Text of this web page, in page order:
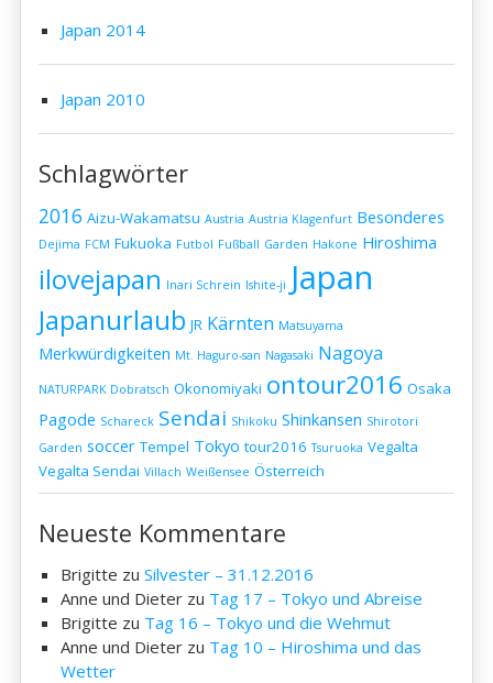
Japan 2014
Japan 2010
Schlagwörter
2016 Aizu-Wakamatsu Austria Austria Klagenfurt Besonderes
Dejima FCM Fukuoka Futbol Fußball Garden Hakone Hiroshima
ilovejapan Inari Schrein Ishite-ji Japan
Japanurlaub JR Kärnten Matsuyama
Merkwürdigkeiten Mt. Haguro-san Nagasaki Nagoya
NATURPARK Dobratsch Okonomiyaki ontour2016 Osaka
Pagode Schareck Sendai Shikoku Shinkansen Shirotori
Garden soccer Tempel Tokyo tour2016 Tsuruoka Vegalta
Vegalta Sendai Villach Weißensee Österreich
Neueste Kommentare
Brigitte zuSilvester – 31.12.2016
Anne und Dieter zu Tag 17 – Tokyo und Abreise
Brigitte zu Tag 16 – Tokyo und die Wehmut
Anne und Dieter zu Tag 10 – Hiroshima und das
Wetter